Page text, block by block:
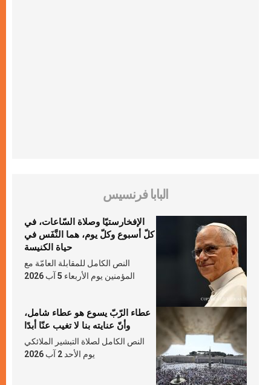
البابا فرنسيس
الإفخارستيّا وصلاة السّاعات، في
كلّ أسبوع وكلّ يوم، هما النَّفَس في
حياة الكنيسة
النص الكامل للمقابلة العامّة مع
المؤمنين يوم الأربعاء 5 آب 2026
عطاء الرّبّ يسوع هو عطاء شامل،
وأنّ عنايته بنا لا تغيب عنّا أبدًا
النص الكامل لصلاة التبشير الملائكي
يوم الأحد 2 آب 2026